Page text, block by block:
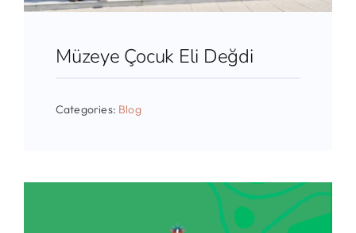
Müzeye Çocuk Eli Değdi
Categories: Blog